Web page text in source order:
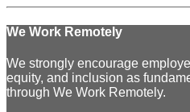
We Work Remotely
We strongly encourage
equity, and inclusion as
through We Work Remotely.